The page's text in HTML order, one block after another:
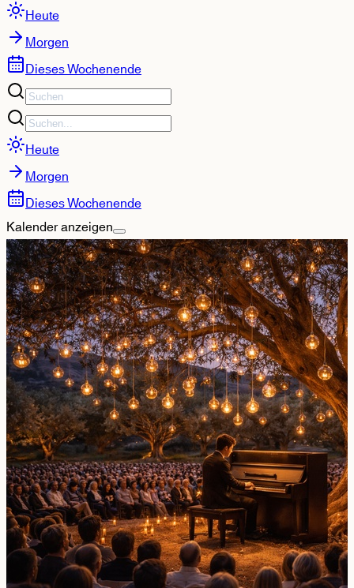
Heute
Morgen
Dieses Wochenende
Heute
Morgen
Dieses Wochenende
Kalender anzeigen